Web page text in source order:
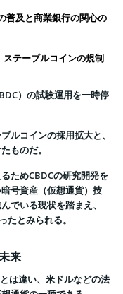
普及と商業銀行の関心の
テーブルコインの規制
）の試験運用を一時停
ルコインの採用拡大と、
ものだ。
ためCBDCの研究開発を
号資産（仮想通貨）技
でいる現状を踏まえ、
たとみられる。
来
とは違い、米ドルなどの法